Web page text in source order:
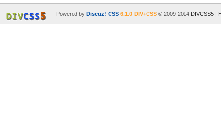
Powered by Discuz!-CSS 6.1.0-DIV+CSS© 2009-2014 DIVCSS5|